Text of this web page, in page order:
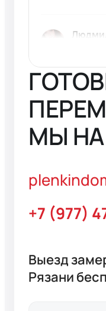
МЫ
+7 (977)
Выезд
Рязани